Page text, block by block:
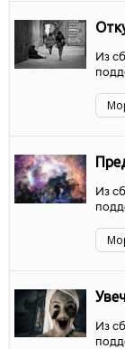
Из
Из
Из